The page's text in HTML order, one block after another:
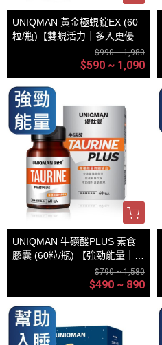
UNIQMAN 黃金極蜆錠EX (60
粒/瓶)【雙蜆活力｜多入更優
$990 ~ 1,980
$590 ~ 1,090
UNIQMAN 牛磺酸PLUS 素食
膠囊 (60粒/瓶) 【強勁能量｜多
$790 ~ 1,580
$490 ~ 890